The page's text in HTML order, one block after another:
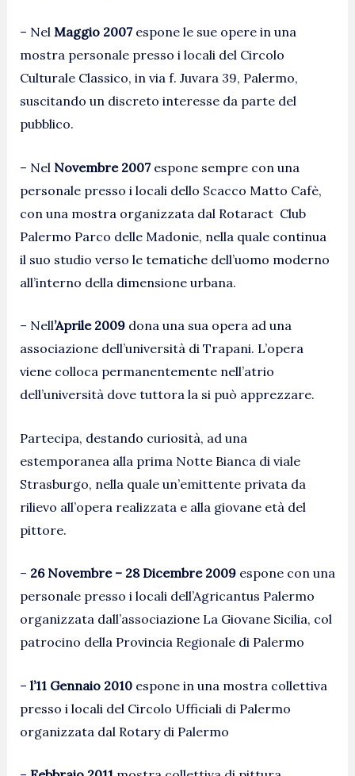
– Nel Maggio 2007espone le sue opere in una
mostra personale presso i locali del Circolo
Culturale Classico, in via f. Juvara 39, Palermo,
suscitando un discreto interesse da parte del
pubblico.
– Nel Novembre 2007espone sempre con una
personale presso i locali dello Scacco Matto Cafè,
con una mostra organizzata dal Rotaract Club
Palermo Parco delle Madonie, nella quale continua
il suo studio verso le tematiche dell’uomo moderno
all’interno della dimensione urbana.
– Nell’Aprile 2009dona una sua opera ad una
associazione dell’università di Trapani. L’opera
viene colloca permanentemente nell’atrio
dell’università dove tuttora la si può apprezzare.
Partecipa, destando curiosità, ad una
estemporanea alla prima Notte Bianca di viale
Strasburgo, nella quale un’emittente privata da
rilievo all’opera realizzata e alla giovane età del
pittore.
– 26 Novembre – 28 Dicembre 2009espone con una
personale presso i locali dell’Agricantus Palermo
organizzata dall’associazione La Giovane Sicilia, col
patrocino della Provincia Regionale di Palermo
– l’11 Gennaio 2010 espone in una mostra collettiva
presso i locali del Circolo Ufficiali di Palermo
organizzata dal Rotary di Palermo